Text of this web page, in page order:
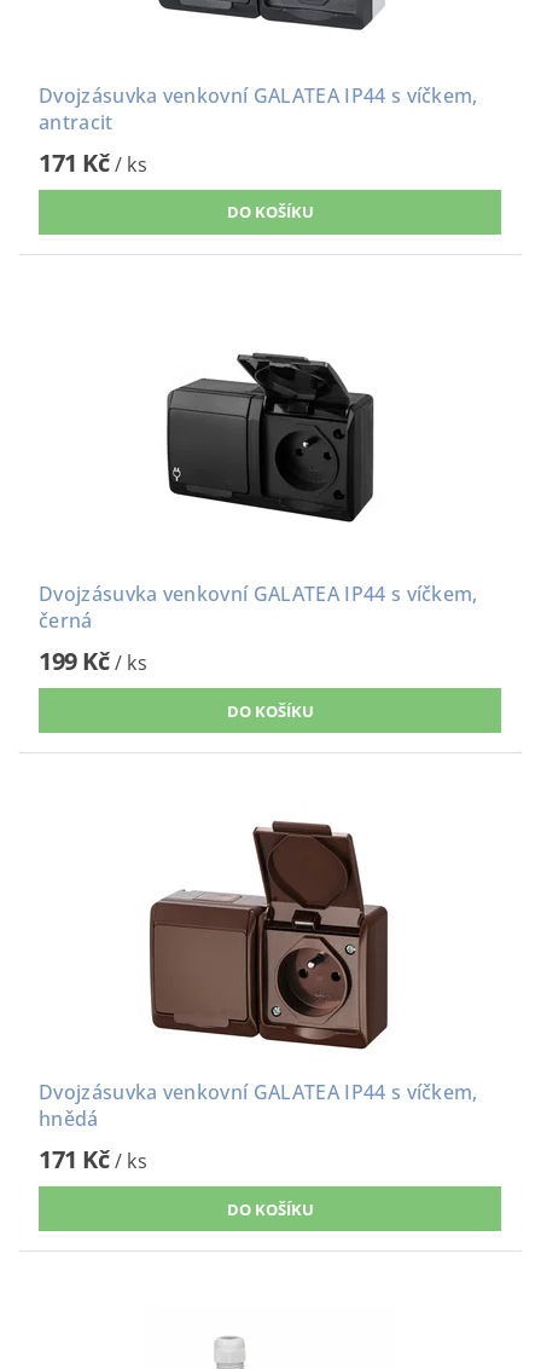
Dvojzásuvka venkovní GALATEA IP44 s víčkem,
antracit
171 Kč/ ks
Dvojzásuvka venkovní GALATEA IP44 s víčkem,
černá
199 Kč/ ks
Dvojzásuvka venkovní GALATEA IP44 s víčkem,
hnědá
171 Kč/ ks